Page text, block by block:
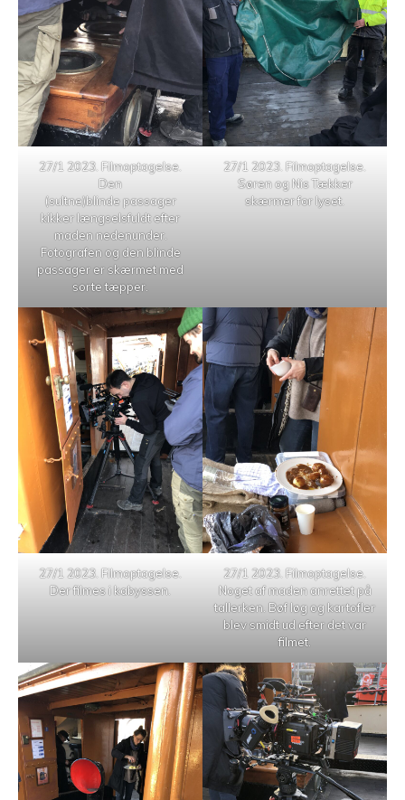
27/1 2023. Filmoptagelse.
Den
(sultne)blinde passager
kikker længselsfuldt efter
maden nedenunder.
Fotografen og den blinde
passager er skærmet med
sorte tæpper.
27/1 2023. Filmoptagelse.
Søren og Nis Tækker
skærmer for lyset.
27/1 2023. Filmoptagelse.
Der filmes i kabyssen.
27/1 2023. Filmoptagelse.
Noget af maden anrettet på
tallerken. Bøf løg og kartofler
blev smidt ud efter det var
filmet.